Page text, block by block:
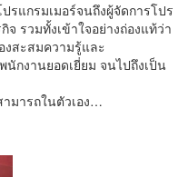
แกรมเมอร์จนถึงผู้จัดการโปร
รวมทั้งเข้าใจอย่างถ่องแท้ว่า
งสะสมความรู้และ
กงานยอดเยี่ยม จนไปถึงเป็น
มารถในตัวเอง…